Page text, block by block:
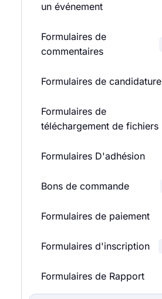
un événement
Formulaires de
commentaires
Formulaires de candidature
Formulaires de
téléchargement de fichiers
Formulaires D'adhésion
Bons de commande
Formulaires de paiement
Formulaires d'inscription
Formulaires de Rapport